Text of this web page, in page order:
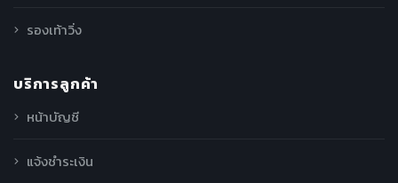
รองเท้าวิ่ง
บริการลูกค้า
หน้าบัญชี
แจ้งชำระเงิน